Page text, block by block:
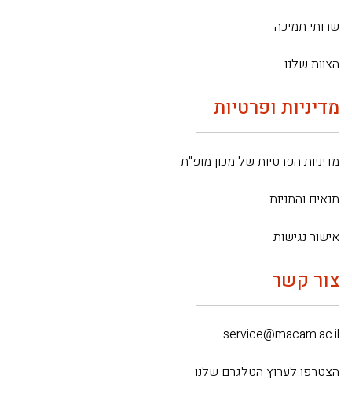
שרותי תמיכה
הצוות שלנו
מדיניות ופרטיות
מדיניות הפרטיות של מכון מופ"ת
תנאים והתניות
אישור נגישות
צור קשר
service@macam.ac.il
הצטרפו לערוץ הטלגרם שלנו